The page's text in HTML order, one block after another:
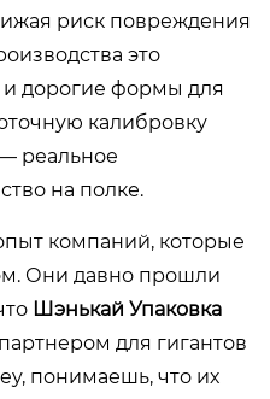
риск повреждения
это
дорогие формы для
калибровку
реальное
на полке.
компаний, которые
Они давно прошли
Шэнькай Упаковка
для гигантов
понимаешь, что их